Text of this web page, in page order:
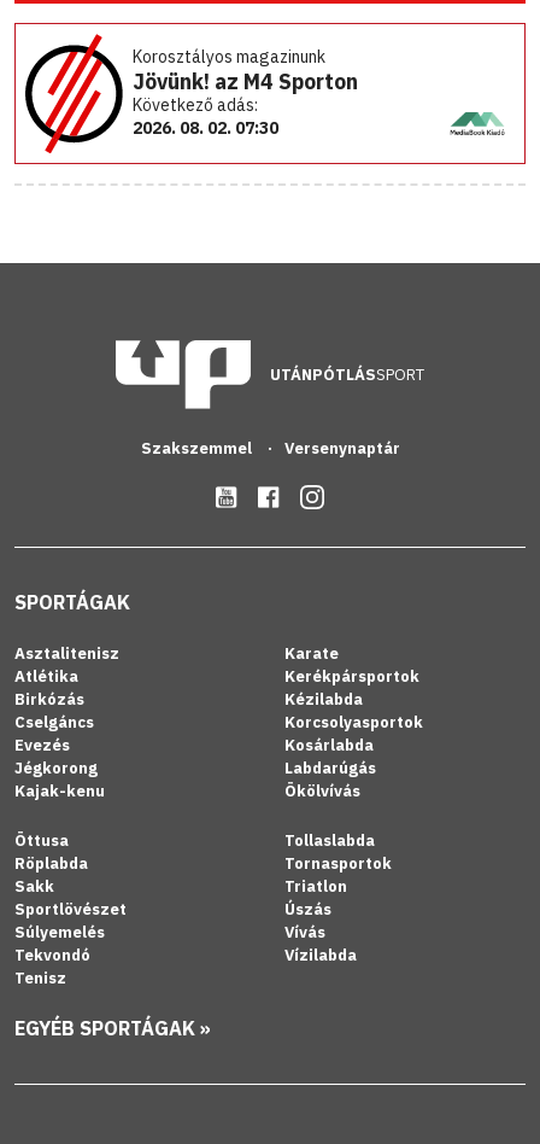
Korosztályos magazinunk
Jövünk! az M4 Sporton
Következő adás:
2026. 08. 02. 07:30
UTÁNPÓTLÁSSPORT
Szakszemmel Versenynaptár
SPORTÁGAK
Asztalitenisz
Atlétika
Birkózás
Cselgáncs
Evezés
Jégkorong
Kajak-kenu
Karate
Kerékpársportok
Kézilabda
Korcsolyasportok
Kosárlabda
Labdarúgás
Ökölvívás
Öttusa
Röplabda
Sakk
Sportlövészet
Súlyemelés
Tekvondó
Tenisz
Tollaslabda
Tornasportok
Triatlon
Úszás
Vívás
Vízilabda
EGYÉB SPORTÁGAK »